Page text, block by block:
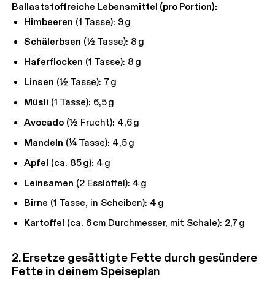
Ballaststoffreiche Lebensmittel (pro Portion):
Himbeeren (1 Tasse): 9 g
Schälerbsen (½ Tasse): 8 g
Haferflocken (1 Tasse): 8 g
Linsen (½ Tasse): 7 g
Müsli (1 Tasse): 6,5 g
Avocado(½ Frucht): 4,6 g
Mandeln (¼ Tasse): 4,5 g
Apfel (ca. 85 g): 4 g
Leinsamen (2 Esslöffel): 4 g
Birne (1 Tasse, in Scheiben): 4 g
Kartoffel (ca. 6 cm Durchmesser, mit Schale): 2,7 g
2. Ersetze gesättigte Fette durch gesündere
Fette in deinem Speiseplan